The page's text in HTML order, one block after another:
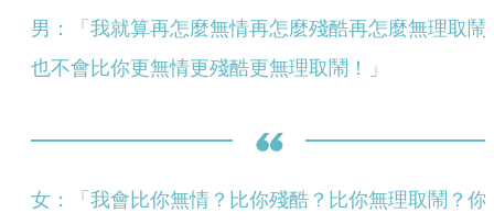
男：「我就算再怎麼無情再怎麼殘酷再怎麼無理取鬧
也不會比你更無情更殘酷更無理取鬧！」
女：「我會比你無情？比你殘酷？比你無理取鬧？你